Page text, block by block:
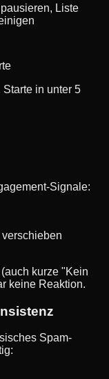
Liste
Starte in unter 5
Signale:
kurze "Kein
keine Reaktion.
Spam-